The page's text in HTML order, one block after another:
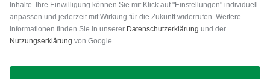
Versand
Inhalte. Ihre Einwilligung können Sie mit Klick auf "Einstellungen" individuell
anpassen und jederzeit mit Wirkung für die Zukunft widerrufen. Weitere
Informationen finden Sie in unserer Datenschutzerklärung und der
Nutzungserklärung von Google.